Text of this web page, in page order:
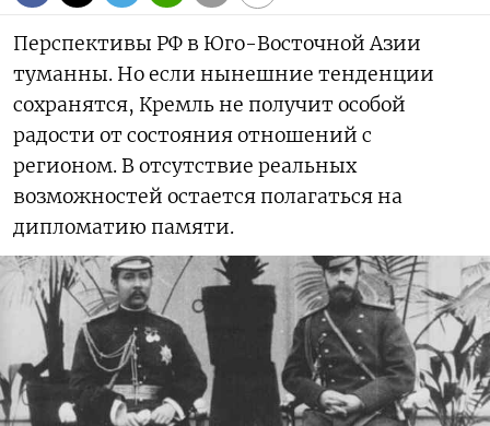
Перспективы РФ в Юго-Восточной Азии
туманны. Но если нынешние тенденции
сохранятся, Кремль не получит особой
радости от состояния отношений с
регионом. В отсутствие реальных
возможностей остается полагаться на
дипломатию памяти.